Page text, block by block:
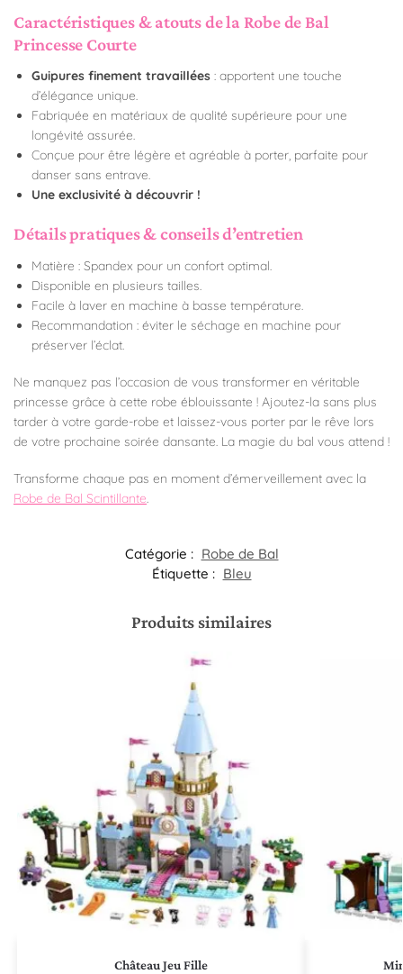
Caractéristiques & atouts de la Robe de Bal
Princesse Courte
Guipures finement travaillées : apportent une touche
d’élégance unique.
Fabriquée en matériaux de qualité supérieure pour une
longévité assurée.
Conçue pour être légère et agréable à porter, parfaite pour
danser sans entrave.
Une exclusivité à découvrir !
Détails pratiques & conseils d’entretien
Matière : Spandex pour un confort optimal.
Disponible en plusieurs tailles.
Facile à laver en machine à basse température.
Recommandation : éviter le séchage en machine pour
préserver l’éclat.
Ne manquez pas l’occasion de vous transformer en véritable
princesse grâce à cette robe éblouissante ! Ajoutez-la sans plus
tarder à votre garde-robe et laissez-vous porter par le rêve lors
de votre prochaine soirée dansante. La magie du bal vous attend !
Transforme chaque pas en moment d’émerveillement avec la
Robe de Bal Scintillante
Catégorie : Robe de Bal
Étiquette : Bleu
Produits similaires
Château Jeu Fille